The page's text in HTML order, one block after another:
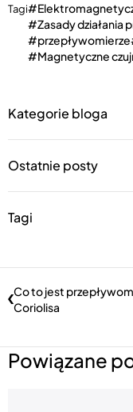
Tagi
Zasady
przepływomierze
Magnetyczne
Kategorie bloga
Ostatnie posty
Tagi
Co to jest
Coriolisa
Powiązane